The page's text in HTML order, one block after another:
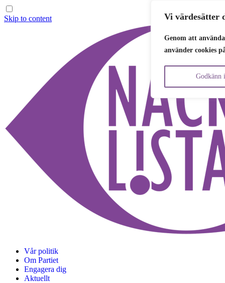
Vi värdesätter
Genom att
använder cookies
Godkänn
Skip to content
Vår politik
Om Partiet
Engagera dig
Aktuellt